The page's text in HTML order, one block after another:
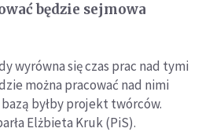
będzie sejmowa
wyrówna się czas prac nad tymi
można pracować nad nimi
byłby projekt twórców.
Elżbieta Kruk (PiS).